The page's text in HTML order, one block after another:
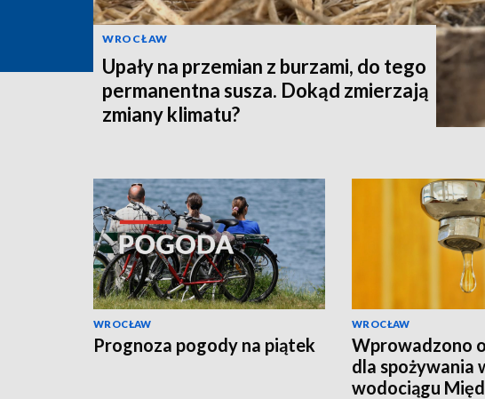
WROCŁAW
Upały na przemian z burzami, do tego
permanentna susza. Dokąd zmierzają
zmiany klimatu?
WROCŁAW
Prognoza pogody na piątek
WROCŁAW
Wprowadzono
dla spożywania
wodociągu